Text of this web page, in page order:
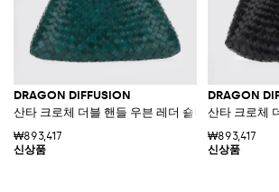
DRAGON DIFFUSION
산타 크로체 더블 핸들 우븐 레더 숄더백
₩893,417
DRAGON
산타 크로체
₩893,417